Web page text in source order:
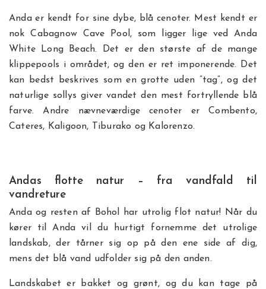
Anda er kendt for sine dybe, blå cenoter. Mest kendt er
nok Cabagnow Cave Pool, som ligger lige ved Anda
White Long Beach. Det er den største af de mange
klippepools i området, og den er ret imponerende. Det
kan bedst beskrives som en grotte uden ”tag”, og det
naturlige sollys giver vandet den mest fortryllende blå
farve. Andre nævneværdige cenoter er Combento,
Cateres, Kaligoon, Tiburako og Kalorenzo.
Andas flotte natur – fra vandfald til
vandreture
Anda og resten af Bohol har utrolig flot natur! Når du
kører til Anda vil du hurtigt fornemme det utrolige
landskab, der tårner sig op på den ene side af dig,
mens det blå vand udfolder sig på den anden.
Landskabet er bakket og grønt, og du kan tage på